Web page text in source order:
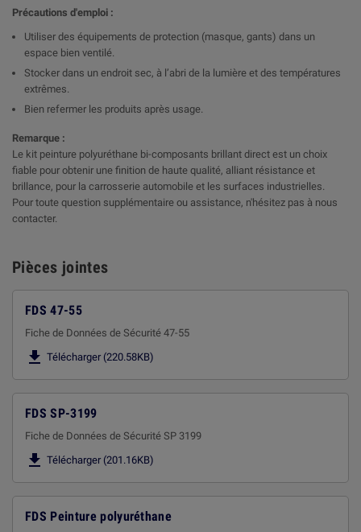
Précautions d'emploi :
Utiliser des équipements de protection (masque, gants) dans un
espace bien ventilé.
Stocker dans un endroit sec, à l’abri de la lumière et des températures
extrêmes.
Bien refermer les produits après usage.
Remarque :
Le kit peinture polyuréthane bi-composants brillant direct est un choix
fiable pour obtenir une finition de haute qualité, alliant résistance et
brillance, pour la carrosserie automobile et les surfaces industrielles.
Pour toute question supplémentaire ou assistance, n'hésitez pas à nous
contacter.
Pièces jointes
FDS 47-55
Fiche de Données de Sécurité 47-55
 Télécharger (220.58KB)
FDS SP-3199
Fiche de Données de Sécurité SP 3199
 Télécharger (201.16KB)
FDS Peinture polyuréthane